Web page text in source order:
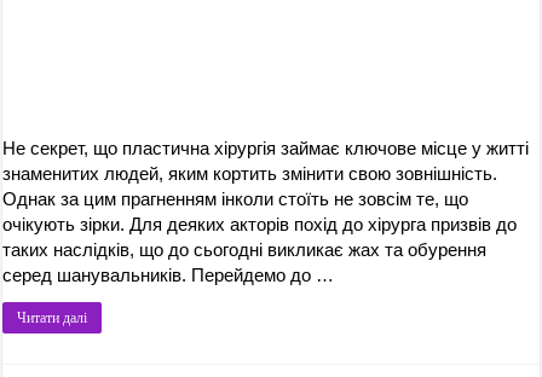
Не секрет, що пластична хірургія займає ключове місце у житті
знаменитих людей, яким кортить змінити свою зовнішність.
Однак за цим прагненням інколи стоїть не зовсім те, що
очікують зірки. Для деяких акторів похід до хірурга призвів до
таких наслідків, що до сьогодні викликає жах та обурення
серед шанувальників. Перейдемо до …
Читати далі